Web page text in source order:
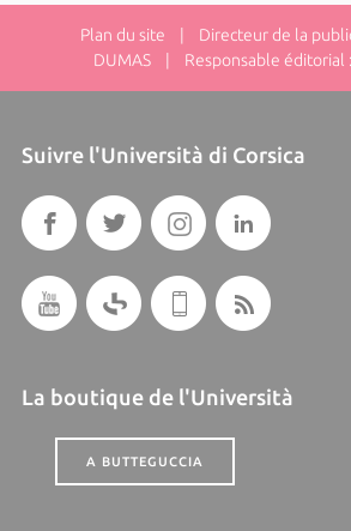
Plan du site | Directeur de la
DUMAS | Responsable éditorial :
Suivre l'Università di Corsica
La boutique de l'Università
A BUTTEGUCCIA